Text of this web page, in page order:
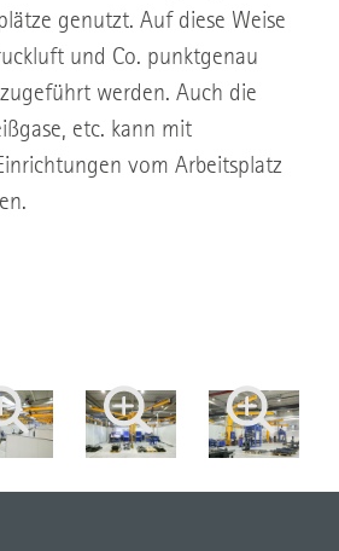
genutzt. Auf diese Weise
und Co. punktgenau
werden. Auch die
etc. kann mit
vom Arbeitsplatz